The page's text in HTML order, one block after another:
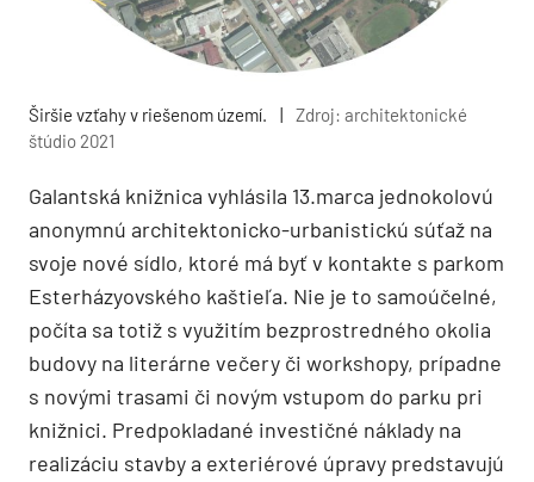
Širšie vzťahy v riešenom území.
Zdroj: architektonické
štúdio 2021
Galantská knižnica vyhlásila 13.marca jednokolovú
anonymnú architektonicko-urbanistickú súťaž na
svoje nové sídlo, ktoré má byť v kontakte s parkom
Esterházyovského kaštieľa. Nie je to samoúčelné,
počíta sa totiž s využitím bezprostredného okolia
budovy na literárne večery či workshopy, prípadne
s novými trasami či novým vstupom do parku pri
knižnici. Predpokladané investičné náklady na
realizáciu stavby a exteriérové úpravy predstavujú